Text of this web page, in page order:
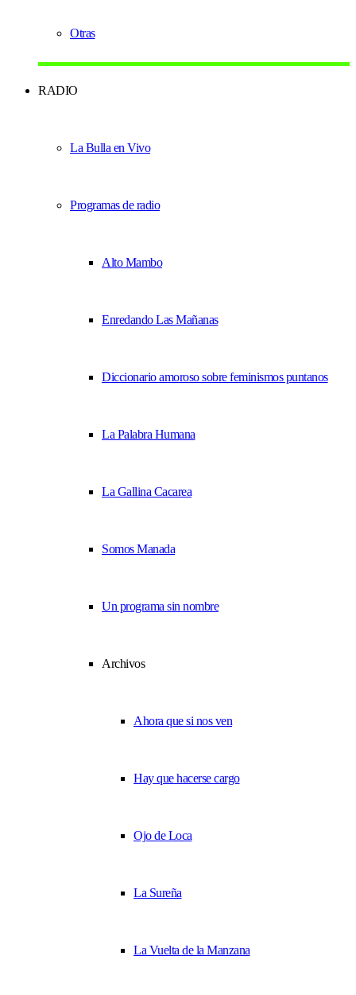
Otras
RADIO
La Bulla en Vivo
Programas de radio
Alto Mambo
Enredando Las Mañanas
Diccionario amoroso sobre feminismos puntanos
La Palabra Humana
La Gallina Cacarea
Somos Manada
Un programa sin nombre
Archivos
Ahora que si nos ven
Hay que hacerse cargo
Ojo de Loca
La Sureña
La Vuelta de la Manzana